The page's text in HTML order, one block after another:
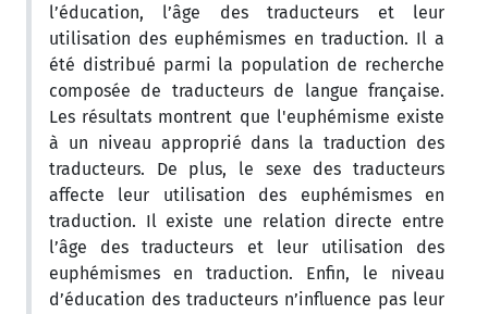
l’éducation, l’âge des traducteurs et leur
utilisation des euphémismes en traduction. Il a
été distribué parmi la population de recherche
composée de traducteurs de langue française.
Les résultats montrent que l'euphémisme existe
à un niveau approprié dans la traduction des
traducteurs. De plus, le sexe des traducteurs
affecte leur utilisation des euphémismes en
traduction. Il existe une relation directe entre
l’âge des traducteurs et leur utilisation des
euphémismes en traduction. Enfin, le niveau
d’éducation des traducteurs n’influence pas leur